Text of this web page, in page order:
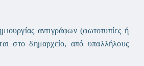
αντιγράφων (φωτοτυπίες ή
στο δημαρχείο, από υπαλλήλους